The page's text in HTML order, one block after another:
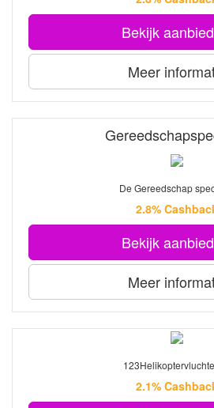
Bekijk
Meer
De Gereedschap
2.8%
Bekijk
Meer
2.1%